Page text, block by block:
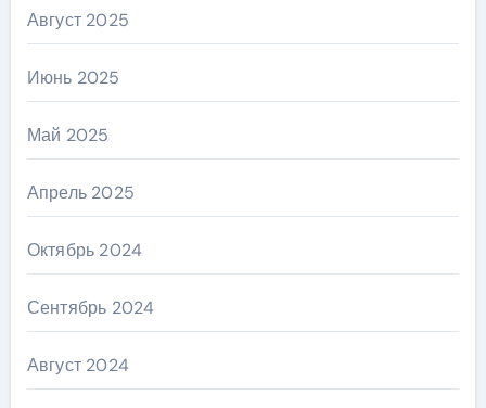
Август 2025
Июнь 2025
Май 2025
Апрель 2025
Октябрь 2024
Сентябрь 2024
Август 2024